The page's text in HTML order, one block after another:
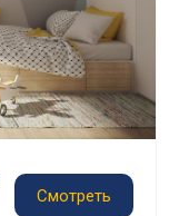
Смотреть